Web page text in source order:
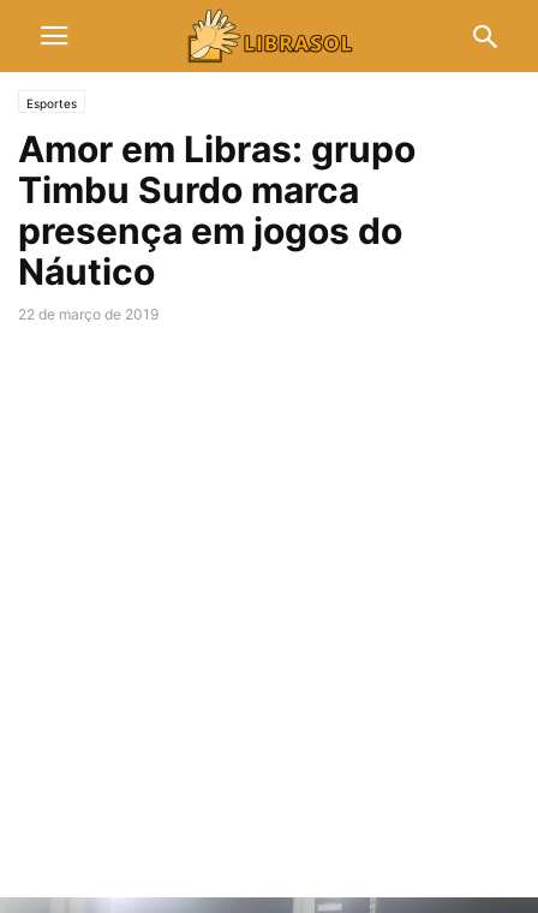
Esportes
Amor em Libras: grupo
Timbu Surdo marca
presença em jogos do
Náutico
22 de março de 2019